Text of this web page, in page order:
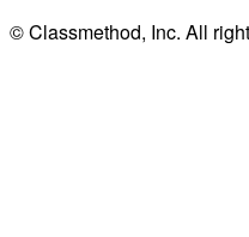
© Classmethod, Inc. All